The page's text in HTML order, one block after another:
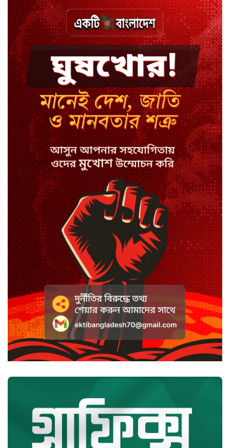
চুয়াডাঙ্গায় জুলাইয়ের মামলায় ছাত্রলীগ
নেতা গ্রেপ্তার
নেইমারের খোঁচায় উত্তপ্ত মাঠ, শুনলেন
‘বদমাশ’ গালি